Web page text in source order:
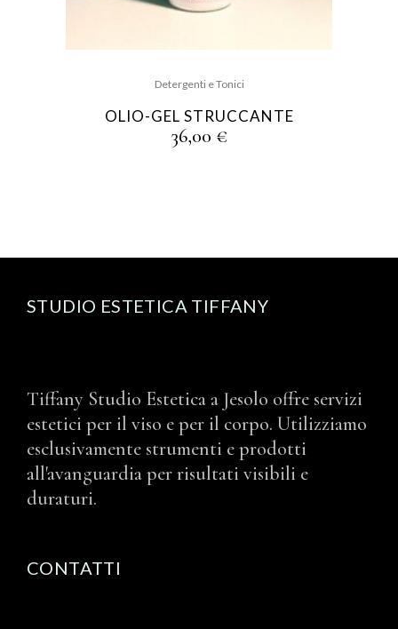
Detergenti e Tonici
OLIO-GEL STRUCCANTE
36,00 €
STUDIO ESTETICA TIFFANY
Tiffany Studio Estetica a Jesolo offre servizi
estetici per il viso e per il corpo. Utilizziamo
esclusivamente strumenti e prodotti
all'avanguardia per risultati visibili e
duraturi.
CONTATTI